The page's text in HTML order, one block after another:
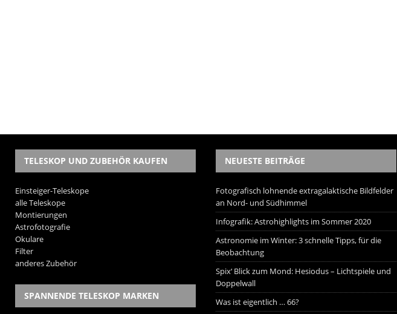
TELESKOP UND ZUBEHÖR KAUFEN
Einsteiger-Teleskope
alle Teleskope
Montierungen
Astrofotografie
Okulare
Filter
anderes Zubehör
SPANNENDE TELESKOP MARKEN
NEUESTE BEITRÄGE
Fotografisch lohnende extragalaktische Bildfelder
an Nord- und Südhimmel
Infografik: Astrohighlights im Sommer 2020
Astronomie im Winter: 3 schnelle Tipps, für die
Beobachtung
Spix‘ Blick zum Mond: Hesiodus – Lichtspiele und
Doppelwall
Was ist eigentlich … 66?